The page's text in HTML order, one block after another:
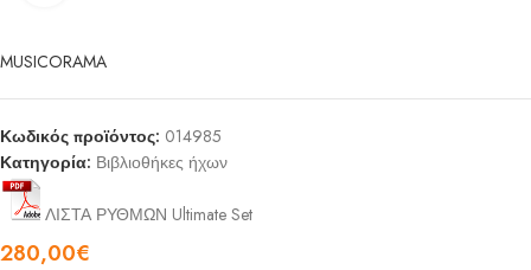
MUSICORAMA
Κωδικός προϊόντος: 014985
Κατηγορία: Βιβλιοθήκες ήχων
ΛΙΣΤΑ ΡΥΘΜΩΝ Ultimate Set
280,00€